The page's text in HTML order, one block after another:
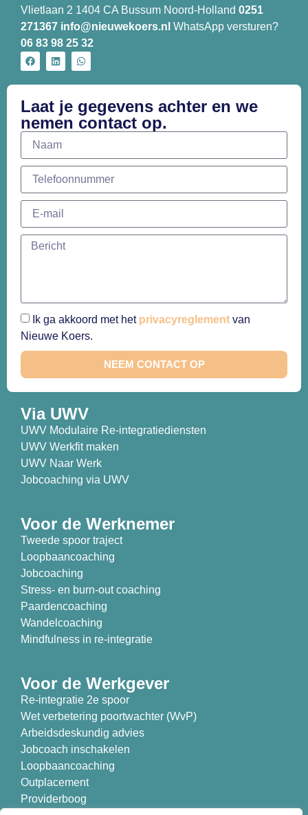
Vlietlaan 2 1404 CA Bussum Noord-Holland 0251
271367 info@nieuwekoers.nl WhatsApp versturen?
06 83 98 25 32
Laat je gegevens achter en we
nemen contact op.
Ik ga akkoord met het privacyreglement van
Nieuwe Koers.
NEEM CONTACT OP
Via UWV
UWV Modulaire Re-integratiediensten
UWV Werkfit maken
UWV Naar Werk
Jobcoaching via UWV
Voor de Werknemer
Tweede spoor traject
Loopbaancoaching
Jobcoaching
Stress- en burn-out coaching
Paardencoaching
Wandelcoaching
Mindfulness in re-integratie
Voor de Werkgever
Re-integratie 2e spoor
Wet verbetering poortwachter (WvP)
Arbeidsdeskundig advies
Jobcoach inschakelen
Loopbaancoaching
Outplacement
Providerboog